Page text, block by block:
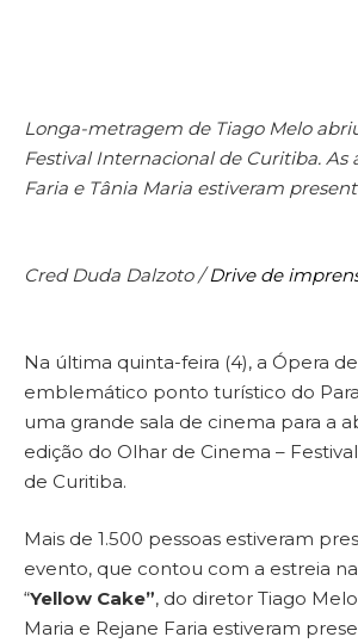
Longa-metragem de Tiago Melo
Festival Internacional de Curitiba. As
Faria e Tânia Maria estiveram
Cred Duda Dalzoto /Drive de
Na última quinta-feira (4), a Ópera
emblemático ponto turístico do
uma grande sala de cinema para a
edição do Olhar de Cinema –
de Curitiba.
Mais de 1.500 pessoas estiveram
evento, que contou com a estreia
“Yellow Cake”, do diretor Tiago
Maria e Rejane Faria estiveram